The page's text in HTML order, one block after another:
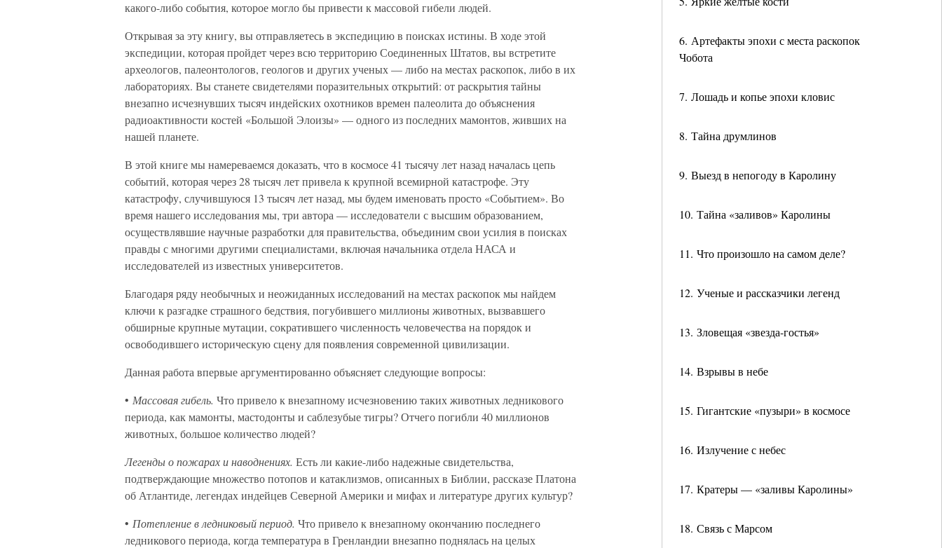
6. Артефакты эпохи с места раскопок
Чобота
7. Лошадь и копье эпохи кловис
8. Тайна друмлинов
9. Выезд в непогоду в Каролину
10. Тайна «заливов» Каролины
11. Что произошло на самом деле?
12. Ученые и рассказчики легенд
13. Зловещая «звезда-гостья»
14. Взрывы в небе
15. Гигантские «пузыри» в космосе
16. Излучение с небес
17. Кратеры — «заливы Каролины»
18. Связь с Марсом
какого-либо события, которое могло бы привести к массовой гибели людей.
Открывая за эту книгу, вы отправляетесь в экспедицию в поисках истины. В ходе этой
экспедиции, которая пройдет через всю территорию Соединенных Штатов, вы встретите
археологов, палеонтологов, геологов и других ученых — либо на местах раскопок, либо в их
лабораториях. Вы станете свидетелями поразительных открытий: от раскрытия тайны
внезапно исчезнувших тысяч индейских охотников времен палеолита до объяснения
радиоактивности костей «Большой Элоизы» — одного из последних мамонтов, живших на
нашей планете.
В этой книге мы намереваемся доказать, что в космосе 41 тысячу лет назад началась цепь
событий, которая через 28 тысяч лет привела к крупной всемирной катастрофе. Эту
катастрофу, случившуюся 13 тысяч лет назад, мы будем именовать просто «Событием». Во
время нашего исследования мы, три автора — исследователи с высшим образованием,
осуществлявшие научные разработки для правительства, объединим свои усилия в поисках
правды с многими другими специалистами, включая начальника отдела НАСА и
исследователей из известных университетов.
Благодаря ряду необычных и неожиданных исследований на местах раскопок мы найдем
ключи к разгадке страшного бедствия, погубившего миллионы животных, вызвавшего
обширные крупные мутации, сократившего численность человечества на порядок и
освободившего историческую сцену для появления современной цивилизации.
Данная работа впервые аргументированно объясняет следующие вопросы:
• Массовая гибель. Что привело к внезапному исчезновению таких животных ледникового
периода, как мамонты, мастодонты и саблезубые тигры? Отчего погибли 40 миллионов
животных, большое количество людей?
Легенды о пожарах и наводнениях. Есть ли какие-либо надежные свидетельства,
подтверждающие множество потопов и катаклизмов, описанных в Библии, рассказе Платона
об Атлантиде, легендах индейцев Северной Америки и мифах и литературе других культур?
• Потепление в ледниковый период. Что привело к внезапному окончанию последнего
ледникового периода, когда температура в Гренландии внезапно поднялась на целых